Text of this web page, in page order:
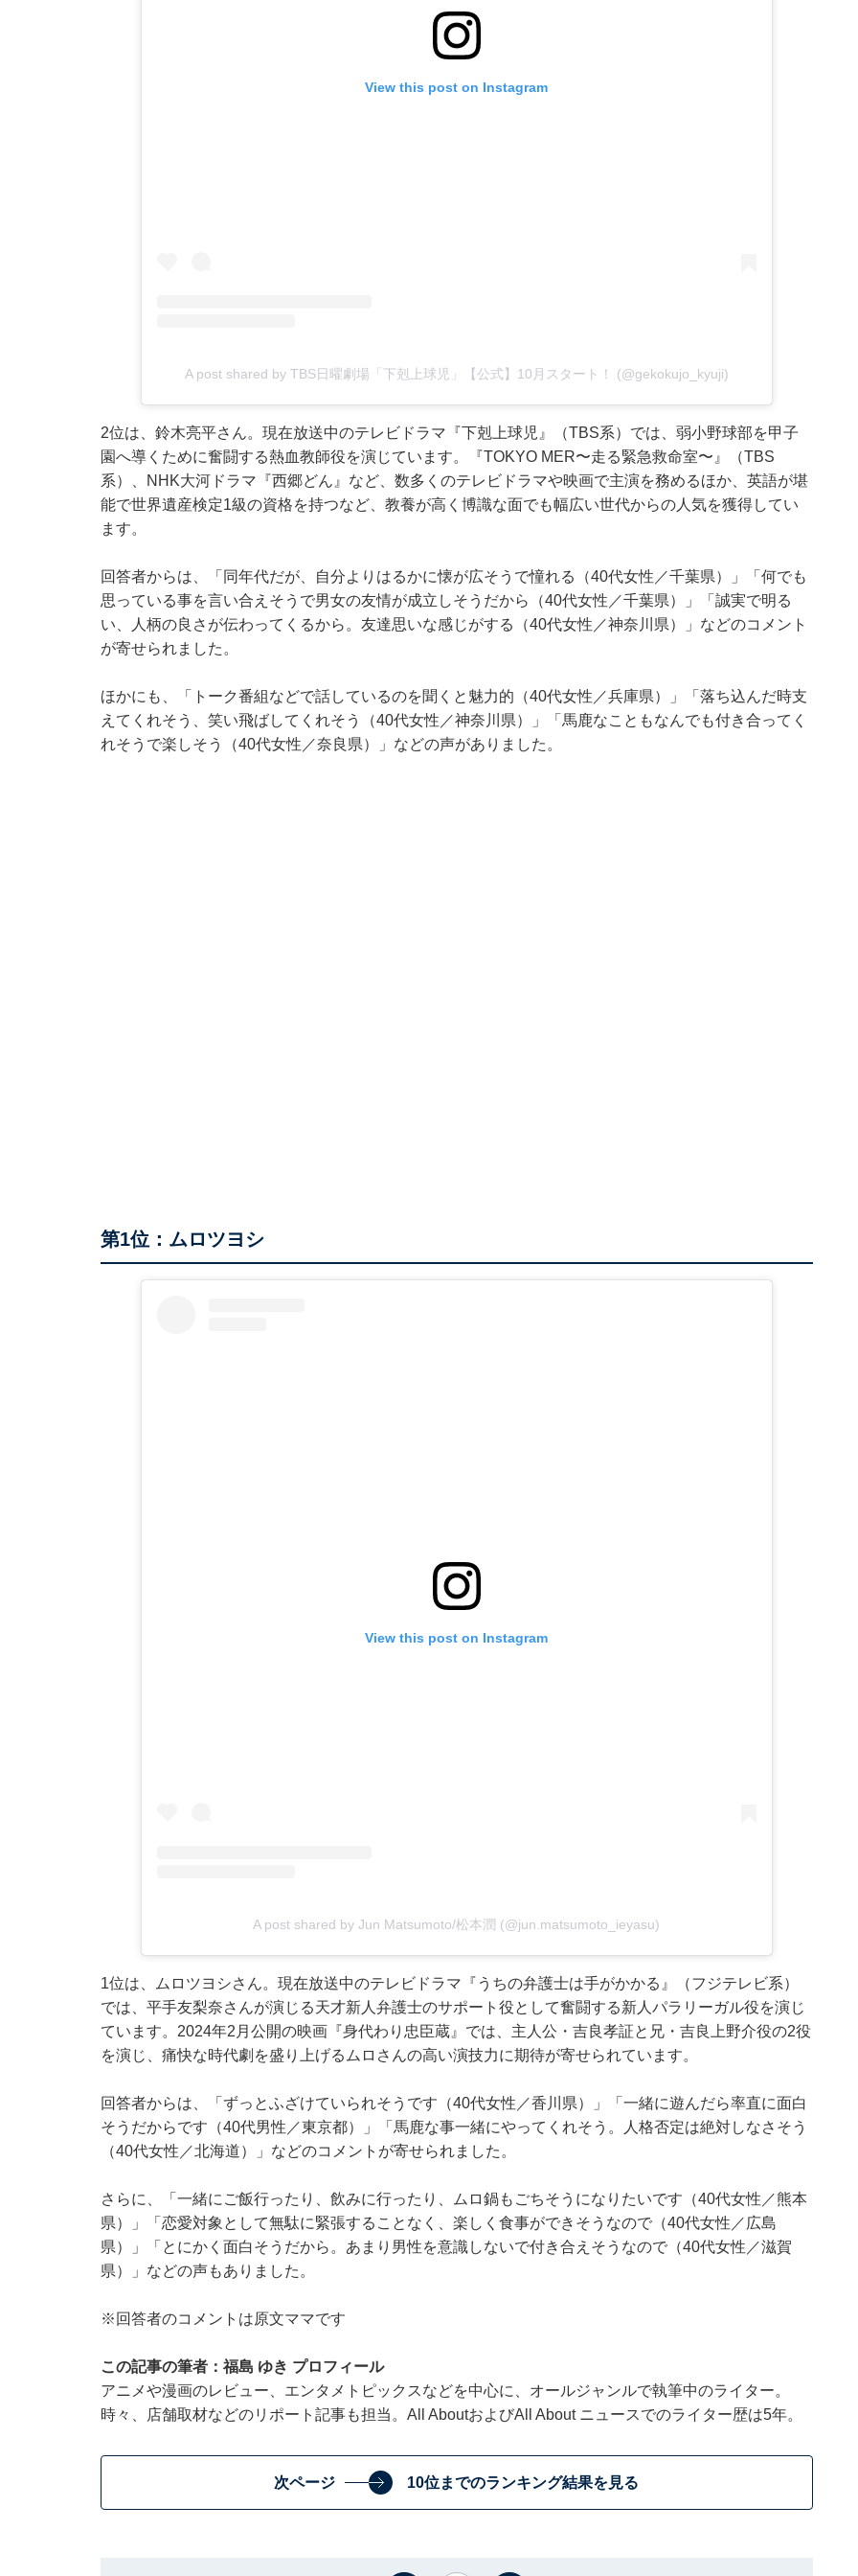
View this post on Instagram
A post shared by TBS日曜劇場「下剋上球児」【公式】10月スタート！ (@gekokujo_kyuji)
2位は、鈴木亮平さん。現在放送中のテレビドラマ『下剋上球児』（TBS系）では、弱小野球部を甲子
園へ導くために奮闘する熱血教師役を演じています。『TOKYO MER〜走る緊急救命室〜』（TBS
系）、NHK大河ドラマ『西郷どん』など、数多くのテレビドラマや映画で主演を務めるほか、英語が堪
能で世界遺産検定1級の資格を持つなど、教養が高く博識な面でも幅広い世代からの人気を獲得してい
ます。
回答者からは、「同年代だが、自分よりはるかに懐が広そうで憧れる（40代女性／千葉県）」「何でも
思っている事を言い合えそうで男女の友情が成立しそうだから（40代女性／千葉県）」「誠実で明る
い、人柄の良さが伝わってくるから。友達思いな感じがする（40代女性／神奈川県）」などのコメント
が寄せられました。
ほかにも、「トーク番組などで話しているのを聞くと魅力的（40代女性／兵庫県）」「落ち込んだ時支
えてくれそう、笑い飛ばしてくれそう（40代女性／神奈川県）」「馬鹿なこともなんでも付き合ってく
れそうで楽しそう（40代女性／奈良県）」などの声がありました。
第1位：ムロツヨシ
View this post on Instagram
A post shared by Jun Matsumoto/松本潤 (@jun.matsumoto_ieyasu)
1位は、ムロツヨシさん。現在放送中のテレビドラマ『うちの弁護士は手がかかる』（フジテレビ系）
では、平手友梨奈さんが演じる天才新人弁護士のサポート役として奮闘する新人パラリーガル役を演じ
ています。2024年2月公開の映画『身代わり忠臣蔵』では、主人公・吉良孝証と兄・吉良上野介役の2役
を演じ、痛快な時代劇を盛り上げるムロさんの高い演技力に期待が寄せられています。
回答者からは、「ずっとふざけていられそうです（40代女性／香川県）」「一緒に遊んだら率直に面白
そうだからです（40代男性／東京都）」「馬鹿な事一緒にやってくれそう。人格否定は絶対しなさそう
（40代女性／北海道）」などのコメントが寄せられました。
さらに、「一緒にご飯行ったり、飲みに行ったり、ムロ鍋もごちそうになりたいです（40代女性／熊本
県）」「恋愛対象として無駄に緊張することなく、楽しく食事ができそうなので（40代女性／広島
県）」「とにかく面白そうだから。あまり男性を意識しないで付き合えそうなので（40代女性／滋賀
県）」などの声もありました。
※回答者のコメントは原文ママです
この記事の筆者：福島 ゆき プロフィール
アニメや漫画のレビュー、エンタメトピックスなどを中心に、オールジャンルで執筆中のライター。
時々、店舗取材などのリポート記事も担当。All AboutおよびAll About ニュースでのライター歴は5年。
次ページ 10位までのランキング結果を見る